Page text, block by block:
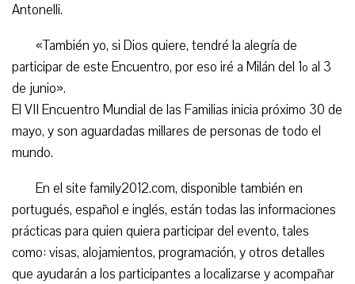
Antonelli.
«También yo, si Dios quiere, tendré la alegría de
participar de este Encuentro, por eso iré a Milán del 1º al 3
de junio».
El VII Encuentro Mundial de las Familias inicia próximo 30 de
mayo, y son aguardadas millares de personas de todo el
mundo.
En el site family2012.com, disponible también en
portugués, español e inglés, están todas las informaciones
prácticas para quien quiera participar del evento, tales
como: visas, alojamientos, programación, y otros detalles
que ayudarán a los participantes a localizarse y acompañar